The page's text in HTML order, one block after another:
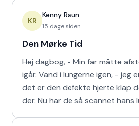
KR
Kenny Raun
15 dage siden
Den Mørke Tid
Hej dagbog, - Min far måtte
igår. Vand i lungerne igen, - jeg
det er den defekte hjerte klap
der. Nu har de så scannet hans